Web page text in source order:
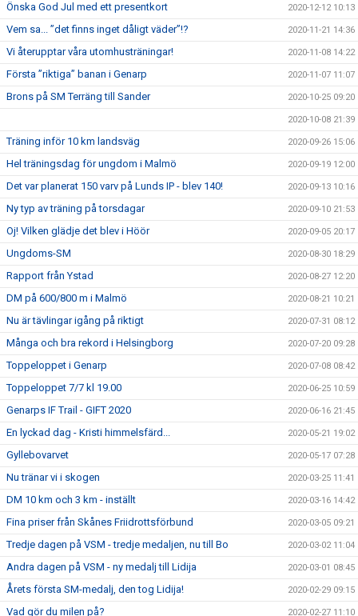
Önska God Jul med ett presentkort 2020-12-12 10:13
Vem sa... ”det finns inget dåligt väder”!? 2020-11-21 14:36
Vi återupptar våra utomhusträningar! 2020-11-08 14:22
Första ”riktiga” banan i Genarp 2020-11-07 11:07
Brons på SM Terräng till Sander 2020-10-25 09:20
2020-10-08 21:39
Träning inför 10 km landsväg 2020-09-26 15:06
Hel träningsdag för ungdom i Malmö 2020-09-19 12:00
Det var planerat 150 varv på Lunds IP - blev 140! 2020-09-13 10:16
Ny typ av träning på torsdagar 2020-09-10 21:53
Oj! Vilken glädje det blev i Höör 2020-09-05 20:17
Ungdoms-SM 2020-08-30 18:29
Rapport från Ystad 2020-08-27 12:20
DM på 600/800 m i Malmö 2020-08-21 10:21
Nu är tävlingar igång på riktigt 2020-07-31 08:12
Många och bra rekord i Helsingborg 2020-07-20 09:28
Toppeloppet i Genarp 2020-07-08 08:42
Toppeloppet 7/7 kl 19.00 2020-06-25 10:59
Genarps IF Trail - GIFT 2020 2020-06-16 21:45
En lyckad dag - Kristi himmelsfärd... 2020-05-21 19:02
Gyllebovarvet 2020-05-17 07:28
Nu tränar vi i skogen 2020-03-25 11:41
DM 10 km och 3 km - inställt 2020-03-16 14:42
Fina priser från Skånes Friidrottsförbund 2020-03-05 09:21
Tredje dagen på VSM - tredje medaljen, nu till Bo 2020-03-02 11:04
Andra dagen på VSM - ny medalj till Lidija 2020-03-01 08:45
Årets första SM-medalj, den tog Lidija! 2020-02-29 09:15
Vad gör du milen på? 2020-02-27 11:10